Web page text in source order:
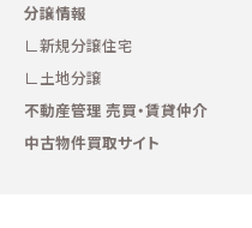
分譲情報
新規分譲住宅
土地分譲
不動産管理 売買・賃貸仲介
中古物件買取サイト